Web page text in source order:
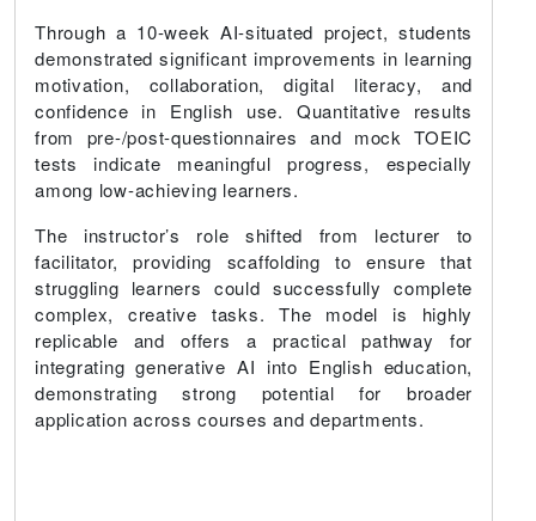
Through a 10-week AI-situated project, students
demonstrated significant improvements in learning
motivation, collaboration, digital literacy, and
confidence in English use. Quantitative results
from pre-/post-questionnaires and mock TOEIC
tests indicate meaningful progress, especially
among low-achieving learners.
The instructor’s role shifted from lecturer to
facilitator, providing scaffolding to ensure that
struggling learners could successfully complete
complex, creative tasks. The model is highly
replicable and offers a practical pathway for
integrating generative AI into English education,
demonstrating strong potential for broader
application across courses and departments.